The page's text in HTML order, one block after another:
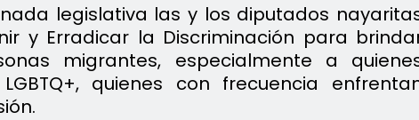
legislativa las y los diputados
y Erradicar la Discriminación para
migrantes, especialmente a
quienes con frecuencia